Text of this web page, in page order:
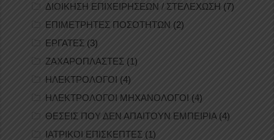
ΔΙΟΙΚΗΣΗ ΕΠΙΧΕΙΡΗΣΕΩΝ / ΣΤΕΛΕΧΩΣΗ (7)
ΕΠΙΜΕΤΡΗΤΕΣ ΠΟΣΟΤΗΤΩΝ (2)
ΕΡΓΑΤΕΣ (3)
ΖΑΧΑΡΟΠΛΑΣΤΕΣ (1)
ΗΛΕΚΤΡΟΛΟΓΟΙ (4)
ΗΛΕΚΤΡΟΛΟΓΟΙ ΜΗΧΑΝΟΛΟΓΟΙ (4)
ΘΕΣΕΙΣ ΠΟΥ ΔΕΝ ΑΠΑΙΤΟΥΝ ΕΜΠΕΙΡΙΑ (4)
ΙΑΤΡΙΚΟΙ ΕΠΙΣΚΕΠΤΕΣ (1)